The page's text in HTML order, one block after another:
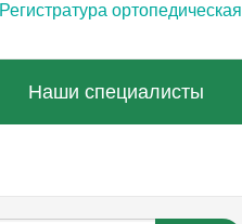
Регистратура ортопедическая
Наши специалисты